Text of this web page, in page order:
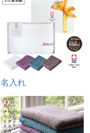
名入れ